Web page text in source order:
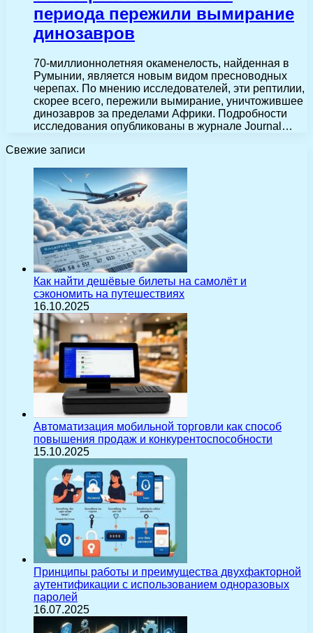
периода пережили вымирание
динозавров
70-миллионнолетняя окаменелость, найденная в
Румынии, является новым видом пресноводных
черепах. По мнению исследователей, эти рептилии,
скорее всего, пережили вымирание, уничтожившее
динозавров за пределами Африки. Подробности
исследования опубликованы в журнале Journal…
Свежие записи
Как найти дешёвые билеты на самолёт и
сэкономить на путешествиях
16.10.2025
Автоматизация мобильной торговли как способ
повышения продаж и конкурентоспособности
15.10.2025
Принципы работы и преимущества двухфакторной
аутентификации с использованием одноразовых
паролей
16.07.2025